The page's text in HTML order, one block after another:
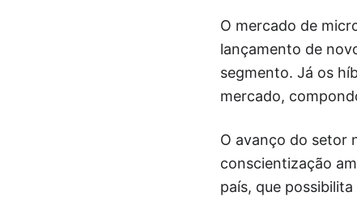
O mercado de
lançamento de
segmento. Já os
mercado,
O avanço do setor
conscientização
país, que